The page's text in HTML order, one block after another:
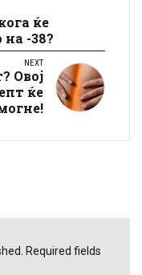
ќе
-38?
NEXT
Овој
ќе
Required fields